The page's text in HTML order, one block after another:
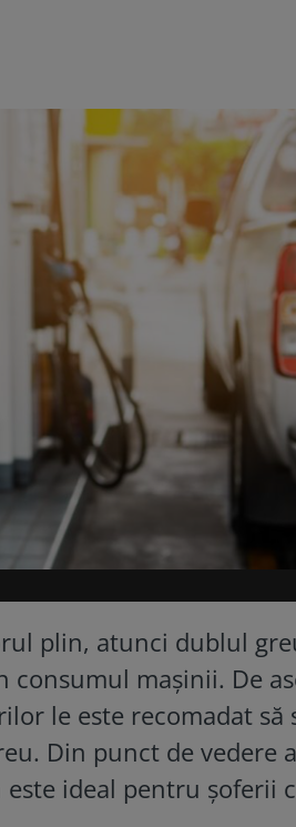
plin, atunci dublul
mașinii. De
le este recomadat să
Din punct de vedere
ideal pentru șoferii